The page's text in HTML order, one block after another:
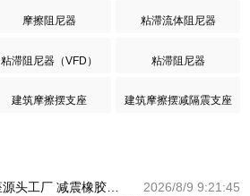
摩擦阻尼器 粘滞流体阻尼器
粘滞阻尼器（VFD） 粘滞阻尼器
建筑摩擦摆支座 建筑摩擦摆减隔震支座
II型LRB铅芯橡胶隔震支座源头工厂 减震橡胶支座价格 隔震支座产地源头工厂
2026/8/9 9:21:45